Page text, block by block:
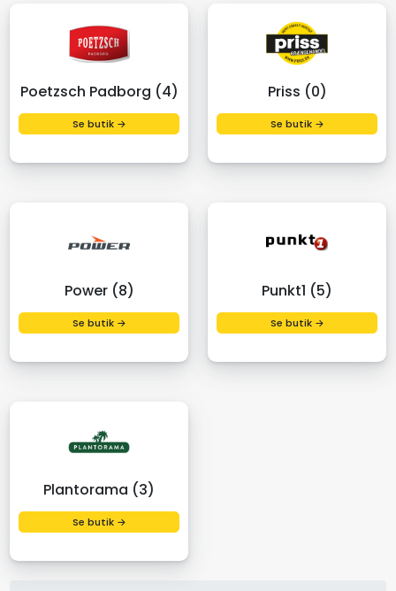
Poetzsch Padborg (4)
Se butik →
Priss (0)
Se butik →
Power (8)
Se butik →
Punkt1 (5)
Se butik →
Plantorama (3)
Se butik →